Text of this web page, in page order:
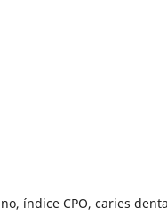
índice CPO, caries